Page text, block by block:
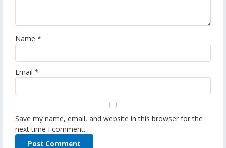
Name *
Email *
Save my name, email, and website in this browser for the
next time I comment.